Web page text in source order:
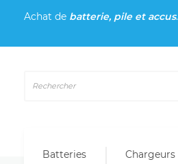
Achat de batterie, pile et accus.
Batteries Chargeurs